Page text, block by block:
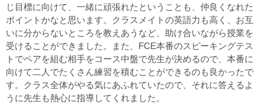
じ目標に向けて、一緒に頑張れたということも、仲良くなれた
ポイントかなと思います。クラスメイトの英語力も高く、お互
いに分からないところを教えあうなど、助け合いながら授業を
受けることができました。また、FCE本番のスピーキングテス
トでペアを組む相手をコース中盤で先生が決めるので、本番に
向けて二人でたくさん練習を積むことができるのも良かったで
す。クラス全体がやる気にあふれていたので、それに答えるよ
うに先生も熱心に指導してくれました。